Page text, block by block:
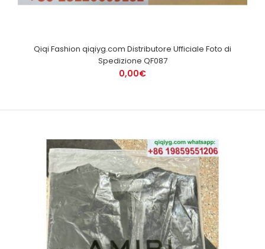
Qiqi Fashion qiqiyg.com Distributore Ufficiale Foto di
Spedizione QF087
0,00€